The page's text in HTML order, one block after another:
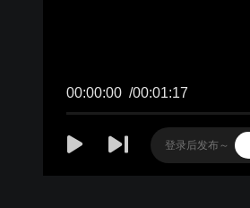
00:00:00 /00:01:17